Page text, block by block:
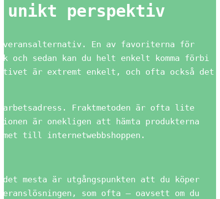
unikt perspektiv
En av favoriterna för
sedan kan du helt enkelt komma förbi
är extremt enkelt, och ofta också det
Fraktmetoden är ofta lite
är onekligen att hämta produkterna
till internetwebbshoppen.
mesta är utgångspunkten att du köper
som ofta – oavsett om du